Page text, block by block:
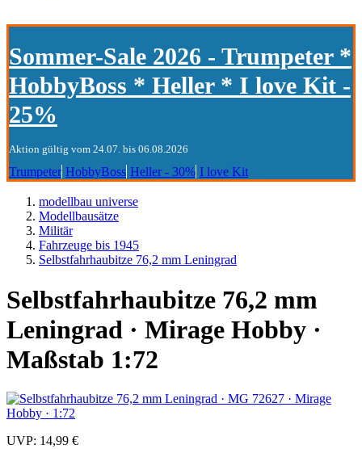
Sommer-Sale 2026 - Trumpeter *
HobbyBoss * Heller * I love Kit -
25%
Aktion gültig vom 24.07. bis 06.08.2026
Trumpeter HobbyBoss Heller - 30% I love Kit
modellbau universe
Modellbausätze
Militär
Fahrzeuge bis 1945
Selbstfahrhaubitze 76,2 mm Leningrad
Selbstfahrhaubitze 76,2 mm
Leningrad · Mirage Hobby ·
Maßstab 1:72
UVP: 14,99 €